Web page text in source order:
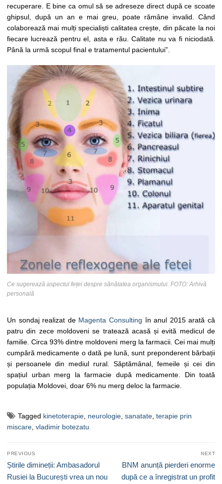
recuperare. E bine ca omul să se adreseze direct după ce scoate
ghipsul, după un an e mai greu, poate rămâne invalid. Când
colaborează mai mulți specialiști calitatea crește, din păcate la noi
fiecare lucrează pentru el, asta e rău. Calitate nu va fi niciodată.
Până la urmă scopul final e tratamentul pacientului”.
Ce sugerează aspectul feței despre sănătatea organismului. FOTO: Arhivă
personală
Un sondaj realizat de Magenta Consulting în anul 2015 arată că
patru din zece moldoveni se tratează acasă și evită medicul de
familie. Circa 93% dintre moldoveni merg la farmacii. Cei mai mulți
cumpără medicamente o dată pe lună, sunt preponderent bărbații
și persoanele din mediul rural. Săptămânal, femeile și cei din
spațiul urban merg la farmacie după medicamente. Din toată
populația Moldovei, doar 6% nu merg deloc la farmacie.
Tagged kinetoterapie, neurologie, sanatate, terapie prin
miscare, vladimir botezatu
Navigare
în
articole
PREVIOUS
Previous
post:
Știrile dimineții: Ambasadorul
Rusiei la București vrea un nou
NEXT
Next
post:
BNM anunță pierderi enorme
după ce a înregistrat un profit